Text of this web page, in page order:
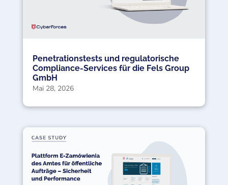
Penetrationstests und regulatorische
Compliance-Services für die Fels Group
GmbH
Mai 28, 2026